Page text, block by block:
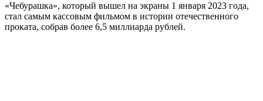
«Чебурашка», который вышел на экраны 1 января 2023 года,
стал самым кассовым фильмом в истории отечественного
проката, собрав более 6,5 миллиарда рублей.